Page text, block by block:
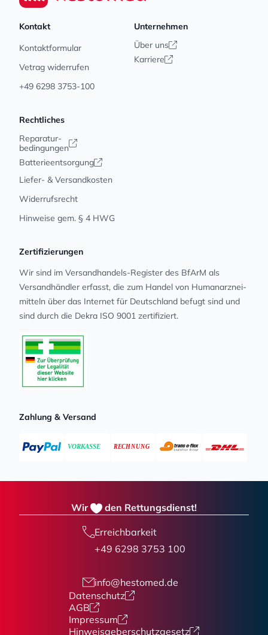
Kontakt
Kontaktformular
Vetrag widerrufen
+49 6298 3753-100
Unternehmen
Über uns
Karriere
Rechtliches
Reparatur-
bedingungen
Batterieentsorgung
Liefer- & Versandkosten
Widerrufsrecht
Hinweise gem. § 4 HWG
Zertifizierungen
Wir sind im Versandhandels-Register des BfArM als
Versandhändler erfasst, die zum Handel von Human­arz­nei­
mit­teln über das Internet für Deutschland befugt sind und
sind durch die Dekra ISO 9001 zertifiziert.
Zahlung & Versand
Wir den Rettungsdienst!
Erreichbarkeit
+49 6298 3753 100
info@hestomed.de
Datenschutz
AGB
Impressum
Hinweisgeberschutzgesetz